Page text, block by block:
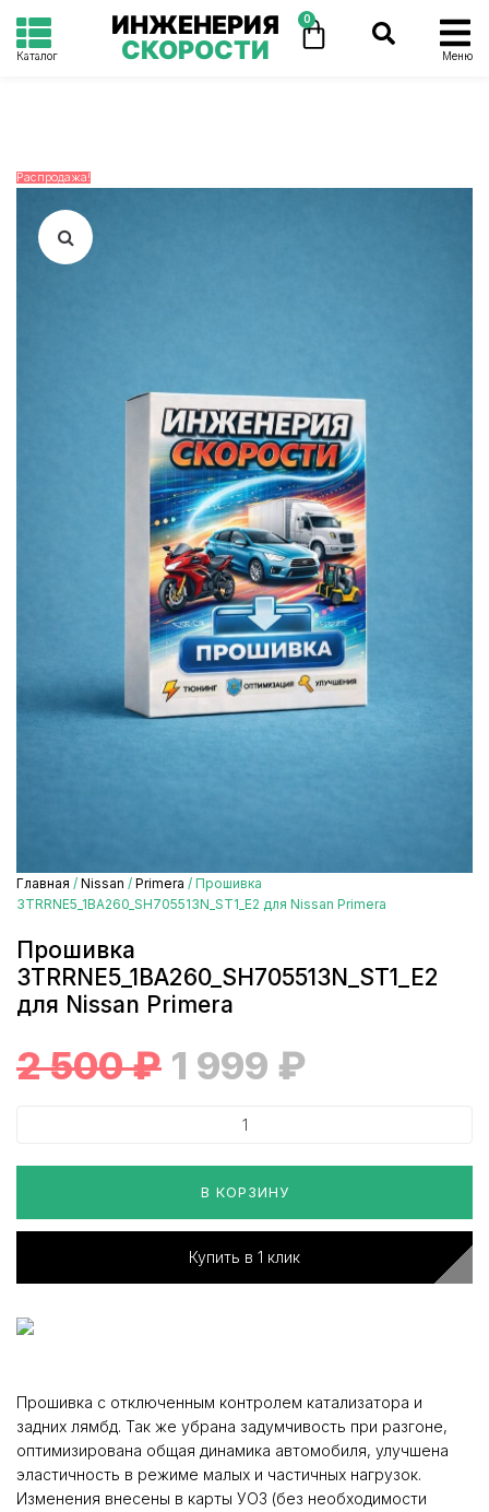
Каталог
ИНЖЕНЕРИЯ
СКОРОСТИ
0
Меню
Распродажа!
Главная / Nissan / Primera / Прошивка
3TRRNE5_1BA260_SH705513N_ST1_E2 для Nissan Primera
Прошивка
3TRRNE5_1BA260_SH705513N_ST1_E2
для Nissan Primera
2 500₽ 1 999 ₽
В КОРЗИНУ
Купить в 1 клик
Прошивка с отключенным контролем катализатора и
задних лямбд. Так же убрана задумчивость при разгоне,
оптимизирована общая динамика автомобиля, улучшена
эластичность в режиме малых и частичных нагрузок.
Изменения внесены в карты УОЗ (без необходимости